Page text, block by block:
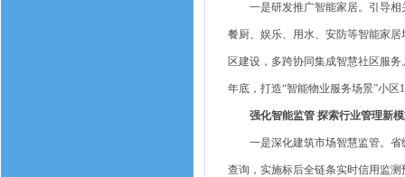
一是研发推广智能家居。引导相
餐厨、娱乐、用水、安防等智能家
区建设，多跨协同集成智慧社区服
年底，打造“智能物业服务场景”小区
强化智能监管 探索行业管理新
一是深化建筑市场智慧监管。省
查询，实施标后全链条实时信用监